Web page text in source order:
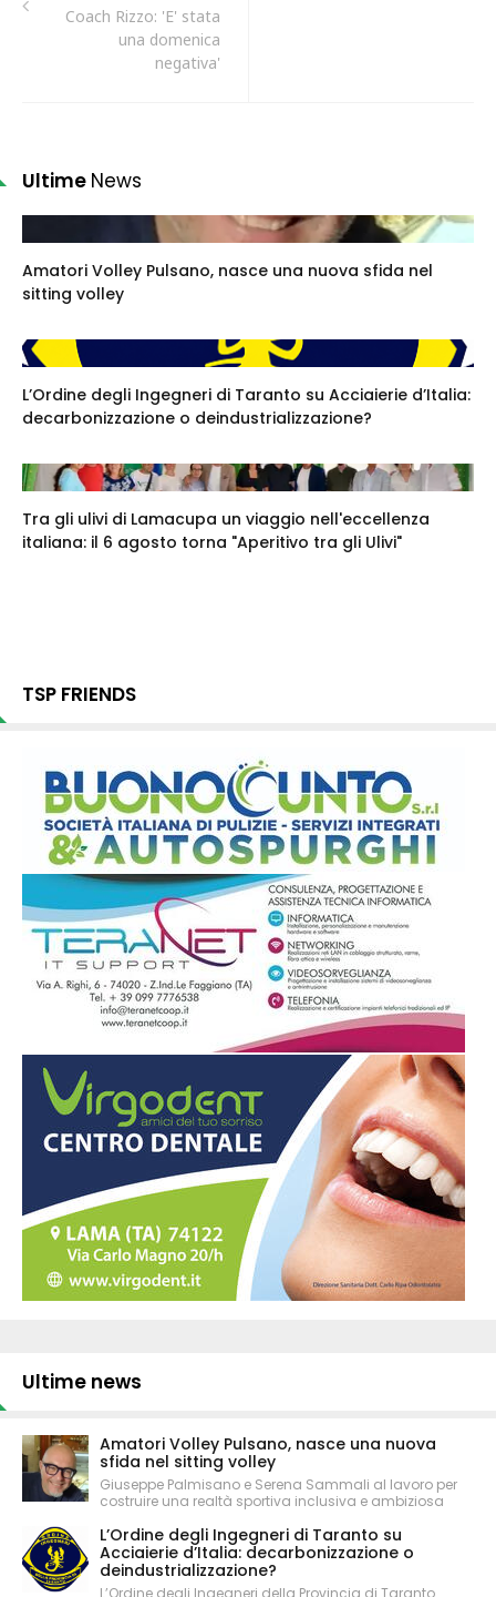
Coach Rizzo: 'E' stata
una domenica
negativa'
Ultime News
Amatori Volley Pulsano, nasce una nuova sfida nel
sitting volley
L’Ordine degli Ingegneri di Taranto su Acciaierie d’Italia:
decarbonizzazione o deindustrializzazione?
Tra gli ulivi di Lamacupa un viaggio nell'eccellenza
italiana: il 6 agosto torna "Aperitivo tra gli Ulivi"
TSP FRIENDS
Ultime news
Amatori Volley Pulsano, nasce una nuova
sfida nel sitting volley
Giuseppe Palmisano e Serena Sammali al lavoro per
costruire una realtà sportiva inclusiva e ambiziosa
L’Ordine degli Ingegneri di Taranto su
Acciaierie d’Italia: decarbonizzazione o
deindustrializzazione?
L’Ordine degli Ingegneri della Provincia di Taranto